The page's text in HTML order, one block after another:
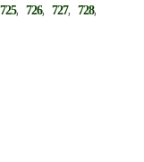
725,726,727,728,